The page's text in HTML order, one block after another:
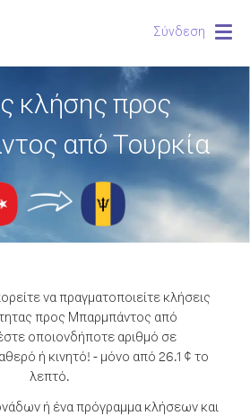
Σύνδεση
κλήσης προς
από Τουρκία
να πραγματοποιείτε κλήσεις
προς Μπαρμπάντος από
οποιονδήποτε αριθμό σε
ή κινητό! - μόνο από 26.1 ¢ το
λεπτό.
ή ένα πρόγραμμα κλήσεων και